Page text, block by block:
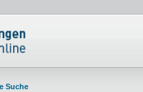
Suche